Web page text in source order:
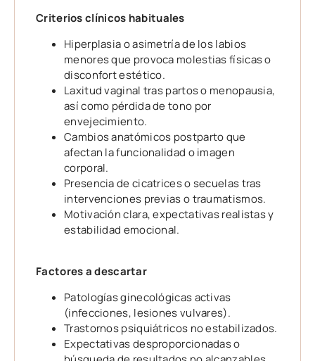
Criterios clínicos habituales
Hiperplasia o asimetría de los labios
menores que provoca molestias físicas o
disconfort estético.
Laxitud vaginal tras partos o menopausia,
así como pérdida de tono por
envejecimiento.
Cambios anatómicos postparto que
afectan la funcionalidad o imagen
corporal.
Presencia de cicatrices o secuelas tras
intervenciones previas o traumatismos.
Motivación clara, expectativas realistas y
estabilidad emocional.
Factores a descartar
Patologías ginecológicas activas
(infecciones, lesiones vulvares).
Trastornos psiquiátricos no estabilizados.
Expectativas desproporcionadas o